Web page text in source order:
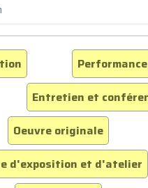
Entretien et
Oeuvre originale
d'exposition et d'atelier